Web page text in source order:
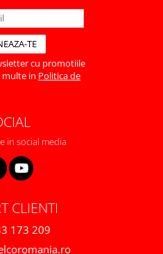
cu promotiile
multe in Politica de
in social media
CLIENTI
173 209